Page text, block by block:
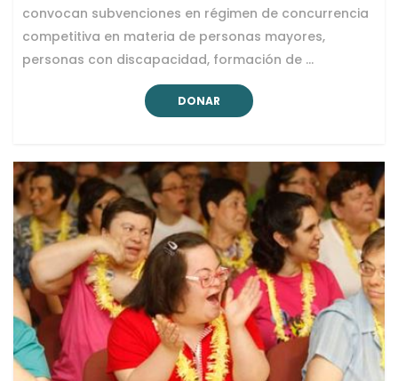
convocan subvenciones en régimen de concurrencia
competitiva en materia de personas mayores,
personas con discapacidad, formación de …
DONAR